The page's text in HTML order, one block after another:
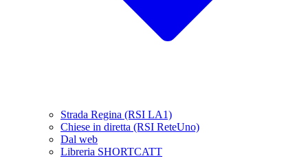
Strada Regina (RSI LA1)
Chiese in diretta (RSI ReteUno)
Dal web
Libreria SHORTCATT